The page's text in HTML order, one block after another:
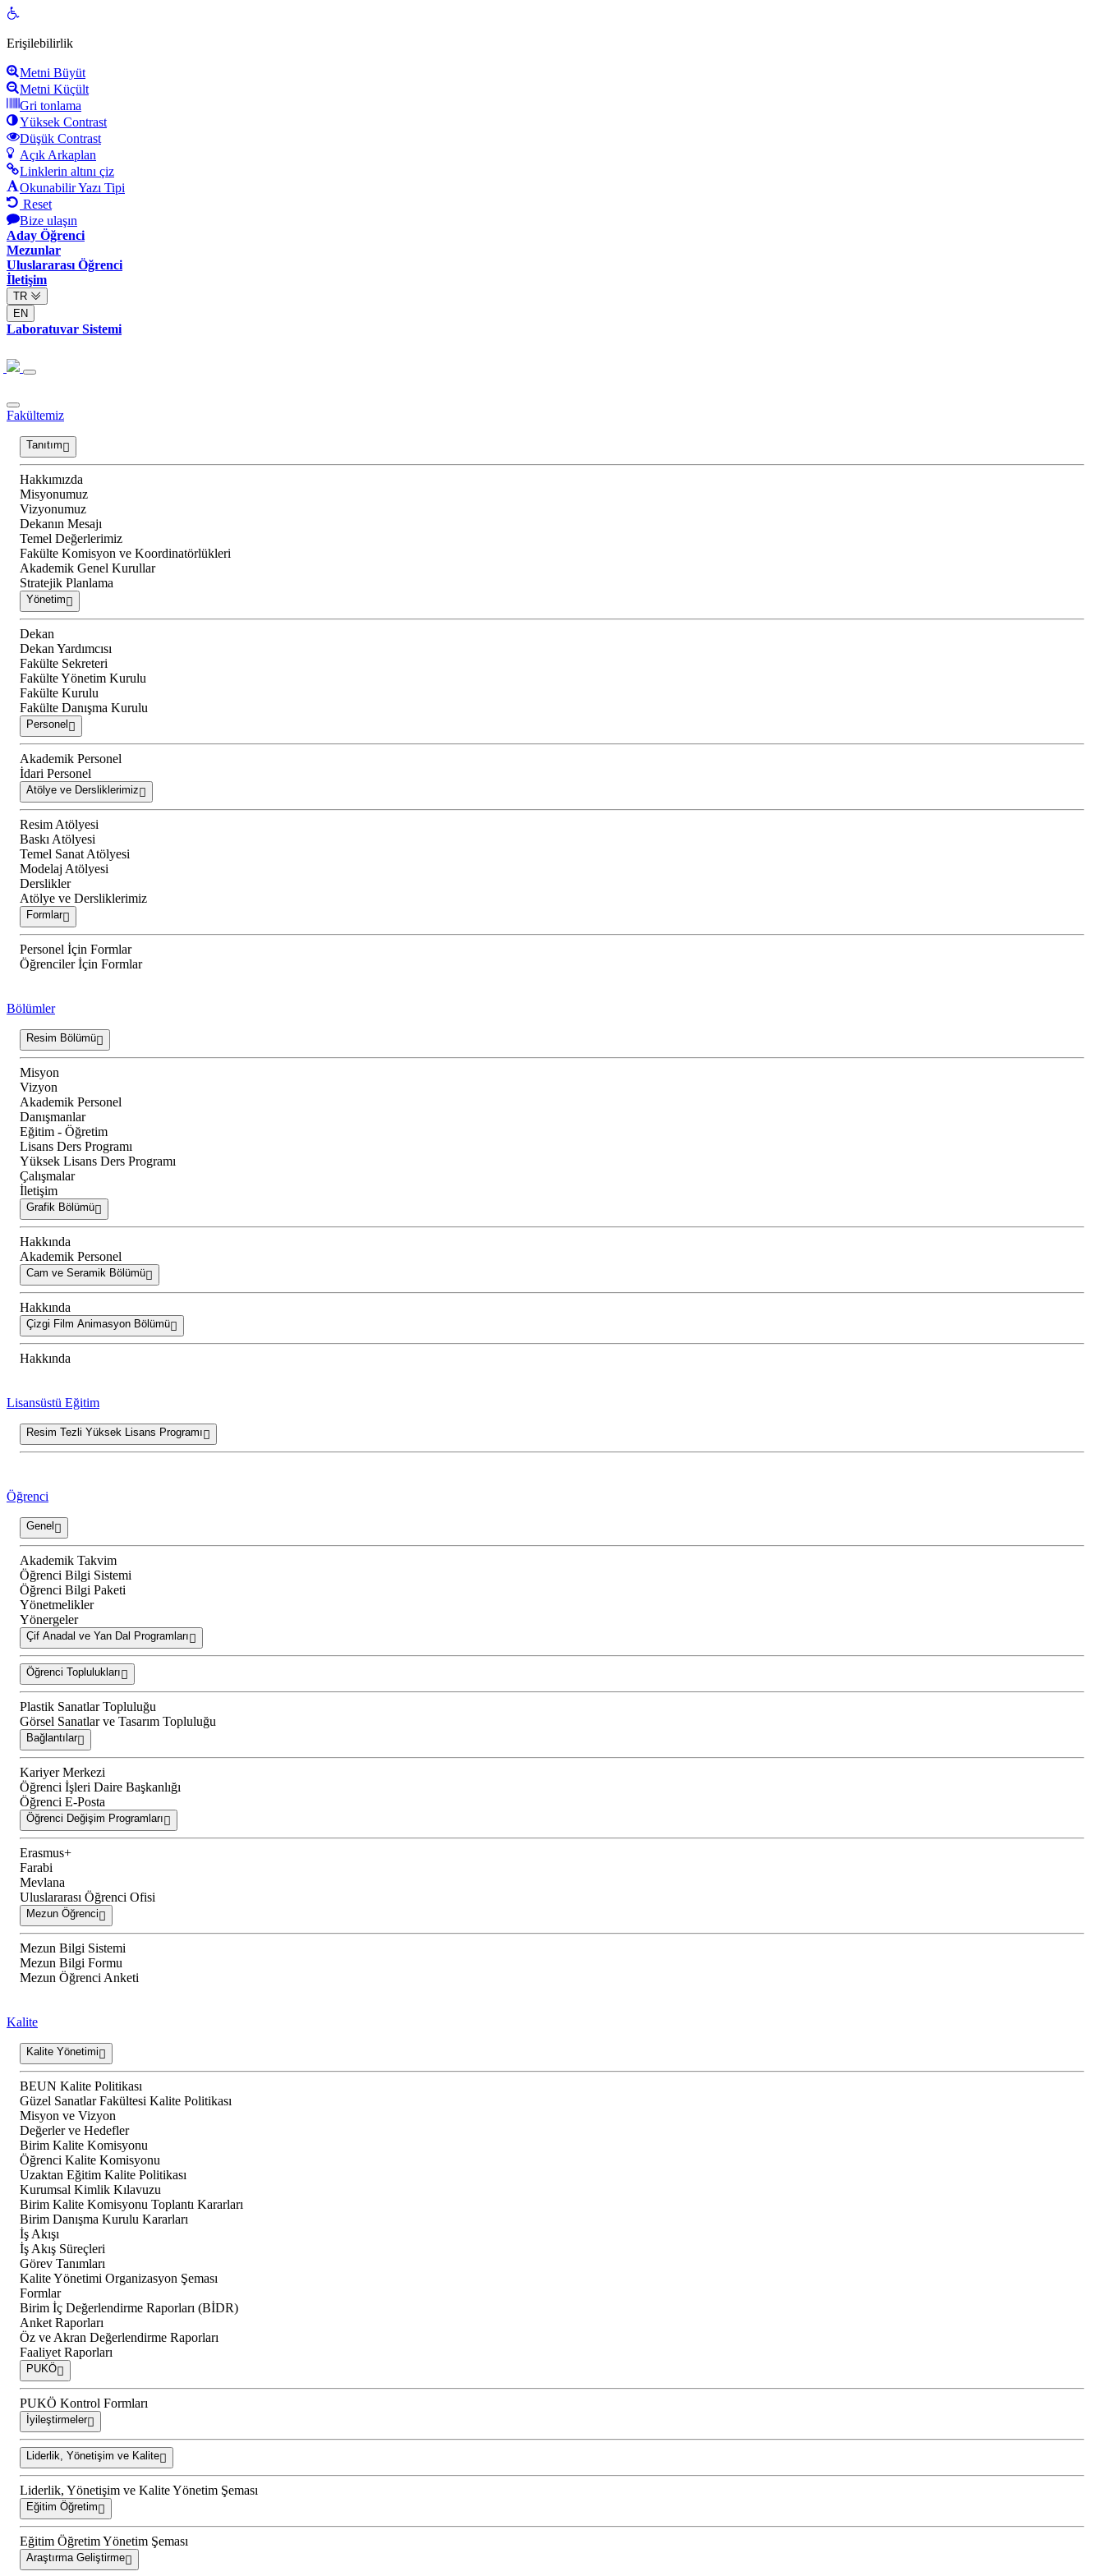
Open
Erişilebilirlik
Metni Büyüt
Metni Küçült
Gri tonlama
Yüksek Contrast
Düşük Contrast
Açık Arkaplan
Linklerin altını çiz
Okunabilir Yazı Tipi
Reset
Bize ulaşın
Aday Öğrenci
Mezunlar
Uluslararası Öğrenci
İletişim
TR
EN
Laboratuvar Sistemi
Fakültemiz
Tanıtım
Hakkımızda
Misyonumuz
Vizyonumuz
Dekanın Mesajı
Temel Değerlerimiz
Fakülte Komisyon ve Koordinatörlükleri
Akademik Genel Kurullar
Stratejik Planlama
Yönetim
Dekan
Dekan Yardımcısı
Fakülte Sekreteri
Fakülte Yönetim Kurulu
Fakülte Kurulu
Fakülte Danışma Kurulu
Personel
Akademik Personel
İdari Personel
Atölye ve Dersliklerimiz
Resim Atölyesi
Baskı Atölyesi
Temel Sanat Atölyesi
Modelaj Atölyesi
Derslikler
Atölye ve Dersliklerimiz
Formlar
Personel İçin Formlar
Öğrenciler İçin Formlar
Bölümler
Resim Bölümü
Misyon
Vizyon
Akademik Personel
Danışmanlar
Eğitim - Öğretim
Lisans Ders Programı
Yüksek Lisans Ders Programı
Çalışmalar
İletişim
Grafik Bölümü
Hakkında
Akademik Personel
Cam ve Seramik Bölümü
Hakkında
Çizgi Film Animasyon Bölümü
Hakkında
Lisansüstü Eğitim
Resim Tezli Yüksek Lisans Programı
Öğrenci
Genel
Akademik Takvim
Öğrenci Bilgi Sistemi
Öğrenci Bilgi Paketi
Yönetmelikler
Yönergeler
Çif Anadal ve Yan Dal Programları
Öğrenci Toplulukları
Plastik Sanatlar Topluluğu
Görsel Sanatlar ve Tasarım Topluluğu
Bağlantılar
Kariyer Merkezi
Öğrenci İşleri Daire Başkanlığı
Öğrenci E-Posta
Öğrenci Değişim Programları
Erasmus+
Farabi
Mevlana
Uluslararası Öğrenci Ofisi
Mezun Öğrenci
Mezun Bilgi Sistemi
Mezun Bilgi Formu
Mezun Öğrenci Anketi
Kalite
Kalite Yönetimi
BEUN Kalite Politikası
Güzel Sanatlar Fakültesi Kalite Politikası
Misyon ve Vizyon
Değerler ve Hedefler
Birim Kalite Komisyonu
Öğrenci Kalite Komisyonu
Uzaktan Eğitim Kalite Politikası
Kurumsal Kimlik Kılavuzu
Birim Kalite Komisyonu Toplantı Kararları
Birim Danışma Kurulu Kararları
İş Akışı
İş Akış Süreçleri
Görev Tanımları
Kalite Yönetimi Organizasyon Şeması
Formlar
Birim İç Değerlendirme Raporları (BİDR)
Anket Raporları
Öz ve Akran Değerlendirme Raporları
Faaliyet Raporları
PUKÖ
PUKÖ Kontrol Formları
İyileştirmeler
Liderlik, Yönetişim ve Kalite
Liderlik, Yönetişim ve Kalite Yönetim Şeması
Eğitim Öğretim
Eğitim Öğretim Yönetim Şeması
Araştırma Geliştirme